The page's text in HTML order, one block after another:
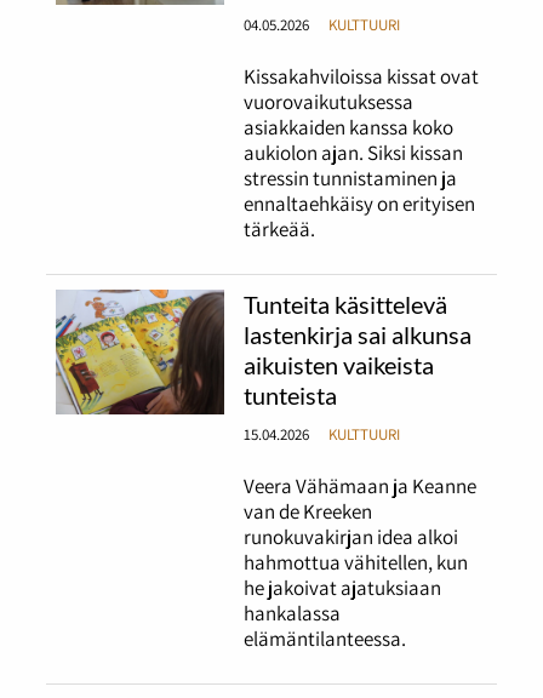
04.05.2026 KULTTUURI
Kissakahviloissa kissat ovat
vuorovaikutuksessa
asiakkaiden kanssa koko
aukiolon ajan. Siksi kissan
stressin tunnistaminen ja
ennaltaehkäisy on erityisen
tärkeää.
Tunteita käsittelevä
lastenkirja sai alkunsa
aikuisten vaikeista
tunteista
15.04.2026 KULTTUURI
Veera Vähämaan ja Keanne
van de Kreeken
runokuvakirjan idea alkoi
hahmottua vähitellen, kun
he jakoivat ajatuksiaan
hankalassa
elämäntilanteessa.